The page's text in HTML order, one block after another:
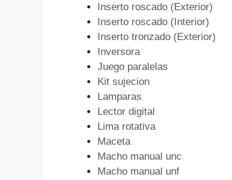
Inserto roscado (Exterior)
Inserto roscado (Interior)
Inserto tronzado (Exterior)
Inversora
Juego paralelas
Kit sujecion
Lamparas
Lector digital
Lima rotativa
Maceta
Macho manual unc
Macho manual unf